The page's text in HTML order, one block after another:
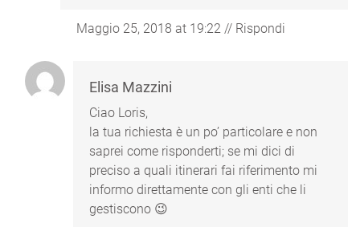
Maggio 25, 2018 at 19:22 // Rispondi
Elisa Mazzini
Ciao Loris,
la tua richiesta è un po’ particolare e non
saprei come risponderti; se mi dici di
preciso a quali itinerari fai riferimento mi
informo direttamente con gli enti che li
gestiscono 😉